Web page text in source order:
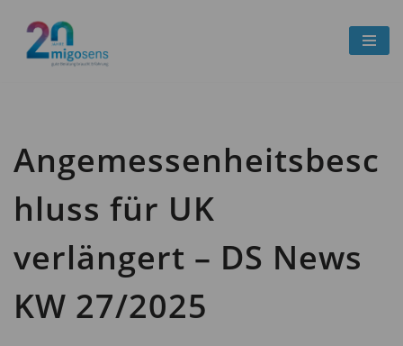
Zum
Angemessenheitsbesc
hluss für UK
verlängert – DS News
KW 27/2025